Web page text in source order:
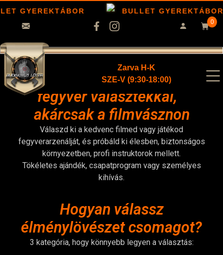
GYEREKTÁBOR BULLET GYEREKTÁBOR
0
Zarva H-K
SZE-V (9:30-18:00)
Élménylövészet elképesztő
fegyver választékkal,
akárcsak a filmvásznon
Válaszd ki a kedvenc filmed vagy játékod
fegyverarzenálját, és próbáld ki élesben, biztonságos
környezetben, profi instruktorok mellett.
Tökéletes ajándék, csapatprogram vagy személyes
kihívás.
Hogyan válassz
élménylövészet csomagot?
3 kategória, hogy könnyebb legyen a választás: